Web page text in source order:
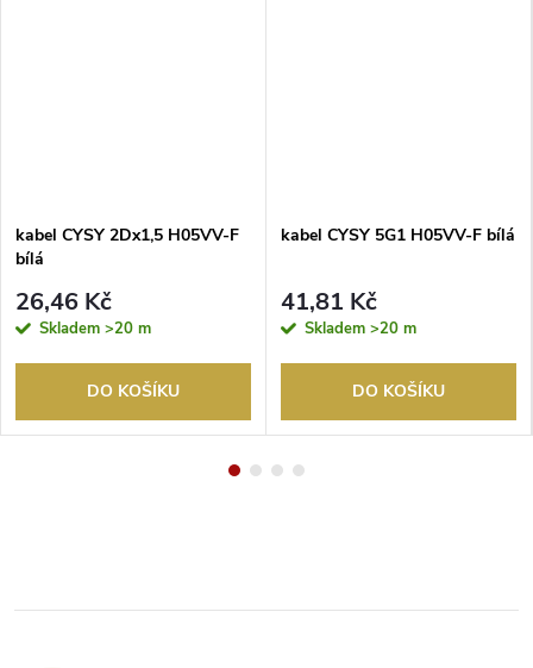
kabel CYSY 2Dx1,5 H05VV-F
bílá
26,46 Kč
Skladem >20 m
DO KOŠÍKU
kabel CYSY 5G1 H05VV-F bílá
41,81 Kč
Skladem >20 m
DO KOŠÍKU